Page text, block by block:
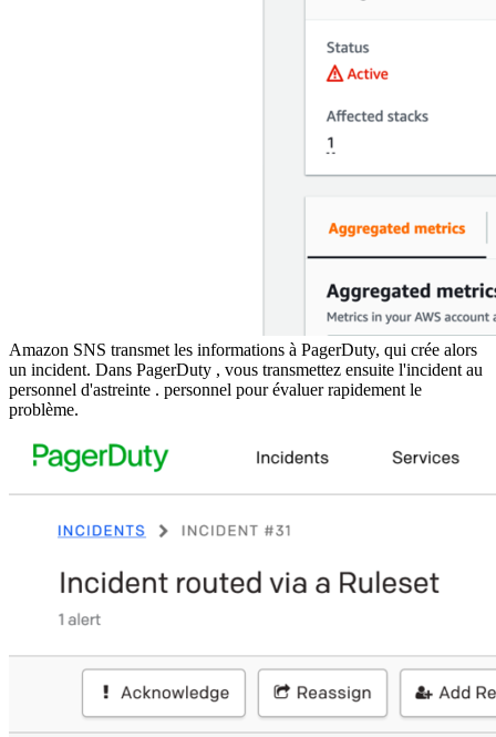
Amazon SNS transmet les informations à PagerDuty, qui crée alors
un incident. Dans PagerDuty , vous transmettez ensuite l'incident au
personnel d'astreinte . personnel pour évaluer rapidement le
problème.